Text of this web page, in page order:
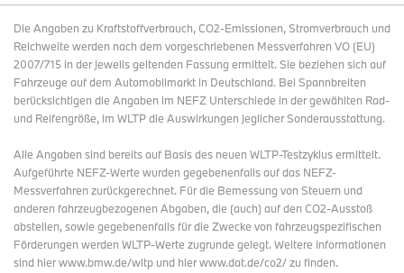
Die Angaben zu Kraftstoffverbrauch, CO2-Emissionen, Stromverbrauch und
Reichweite werden nach dem vorgeschriebenen Messverfahren VO (EU)
2007/715 in der jeweils geltenden Fassung ermittelt. Sie beziehen sich auf
Fahrzeuge auf dem Automobilmarkt in Deutschland. Bei Spannbreiten
berücksichtigen die Angaben im NEFZ Unterschiede in der gewählten Rad-
und Reifengröße, im WLTP die Auswirkungen jeglicher Sonderausstattung.
Alle Angaben sind bereits auf Basis des neuen WLTP-Testzyklus ermittelt.
Aufgeführte NEFZ-Werte wurden gegebenenfalls auf das NEFZ-
Messverfahren zurückgerechnet. Für die Bemessung von Steuern und
anderen fahrzeugbezogenen Abgaben, die (auch) auf den CO2-Ausstoß
abstellen, sowie gegebenenfalls für die Zwecke von fahrzeugspezifischen
Förderungen werden WLTP-Werte zugrunde gelegt. Weitere Informationen
sind hier www.bmw.de/wltp und hier www.dat.de/co2/ zu finden.